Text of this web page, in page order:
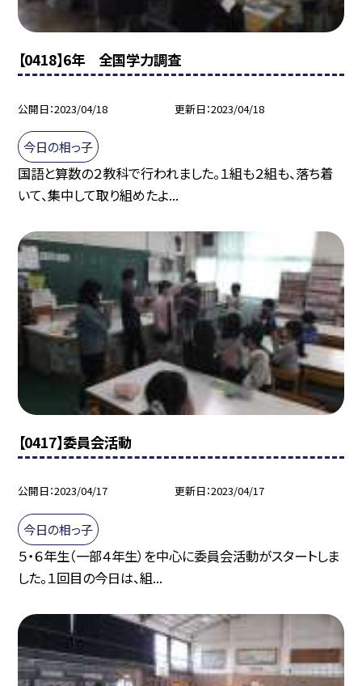
【0418】6年 全国学力調査
公開日 2023/04/18 更新日 2023/04/18
今日の相っ子
国語と算数の２教科で行われました。１組も２組も、落ち着
いて、集中して取り組めたよ...
【0417】委員会活動
公開日 2023/04/17 更新日 2023/04/17
今日の相っ子
５・６年生（一部４年生）を中心に委員会活動がスタートしま
した。１回目の今日は、組...